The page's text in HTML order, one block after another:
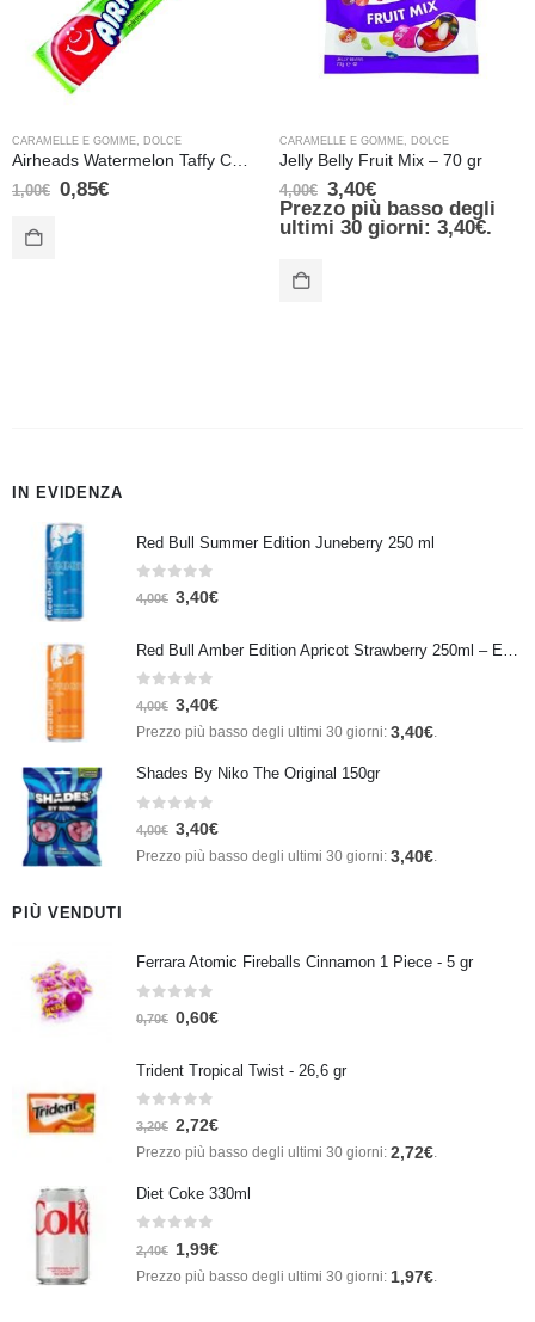
CARAMELLE E GOMME DOLCE
1,00€ 0,85€
CARAMELLE E GOMME DOLCE
Jelly Belly Fruit Mix – 70 gr
4,00€ 3,40€
Prezzo più basso degli
ultimi 30 giorni: 3,40€.
IN EVIDENZA
Red Bull Summer Edition Juneberry 250 ml
Su 5
4,00€ 3,40€
Su 5
4,00€ 3,40€
Prezzo più basso degli ultimi 30 giorni: 3,40€.
Shades By Niko The Original 150gr
Su 5
4,00€ 3,40€
Prezzo più basso degli ultimi 30 giorni: 3,40€.
PIÙ VENDUTI
Ferrara Atomic Fireballs Cinnamon 1 Piece - 5 gr
Su 5
0,70€ 0,60€
Trident Tropical Twist - 26,6 gr
Su 5
3,20€ 2,72€
Prezzo più basso degli ultimi 30 giorni: 2,72€.
Diet Coke 330ml
Su 5
2,40€ 1,99€
Prezzo più basso degli ultimi 30 giorni: 1,97€